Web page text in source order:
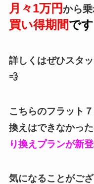
月々1万円から
買い得期間です
詳しくはぜひスタ
💨
こちらのフラット
換えはできなかっ
り換えプランが新
気になることがご